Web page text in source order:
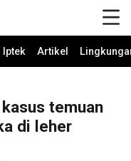
Iptek Artikel
temuan
di leher